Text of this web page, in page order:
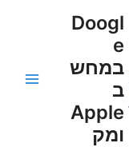
Doogl
e
במחש
ב
Apple
ומק